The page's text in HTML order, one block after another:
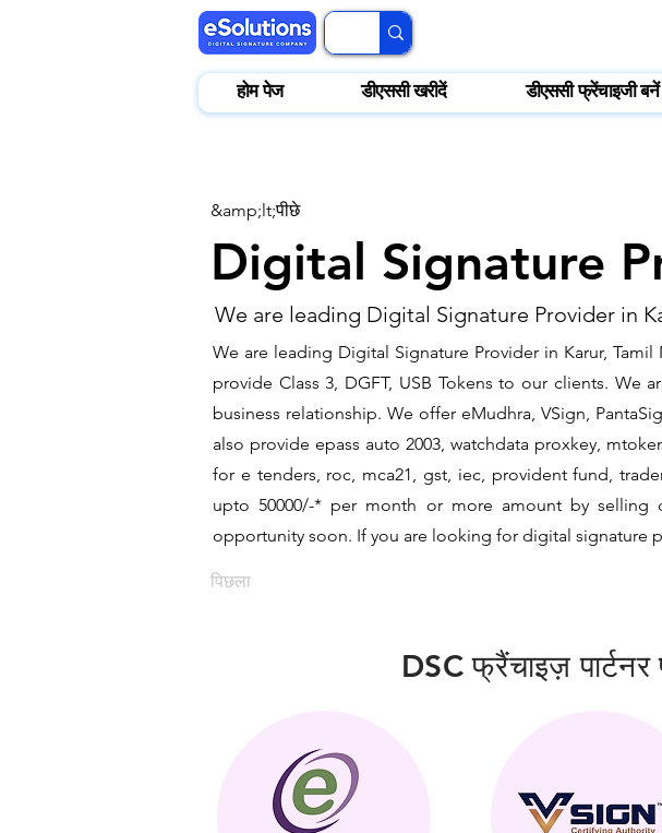
होम पेज डीएससी खरीदें डीएससी फ्रेंचाइजी बनें
&amp;lt;पीछे
Digital Signature
We are leading Digital Signature Provider in
We are leading Digital Signature Provider in Karur,
provide Class 3, DGFT, USB Tokens to our clients. We
business relationship. We offer eMudhra, VSign,
also provide epass auto 2003, watchdata proxkey,
for e tenders, roc, mca21, gst, iec, provident fund,
upto 50000/-* per month or more amount by selling
opportunity soon. If you are looking for digital signature
पिछला
DSC फ्रैंचाइज़